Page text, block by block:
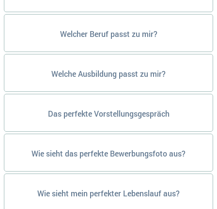
Welcher Beruf passt zu mir?
Welche Ausbildung passt zu mir?
Das perfekte Vorstellungsgespräch
Wie sieht das perfekte Bewerbungsfoto aus?
Wie sieht mein perfekter Lebenslauf aus?